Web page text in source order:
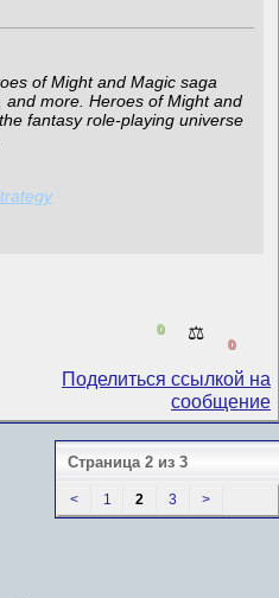
of Might and Magic saga
more. Heroes of Might and
fantasy role-playing universe
0 ⚖️
0
Страница 2 из 3
< 1 2 3 >